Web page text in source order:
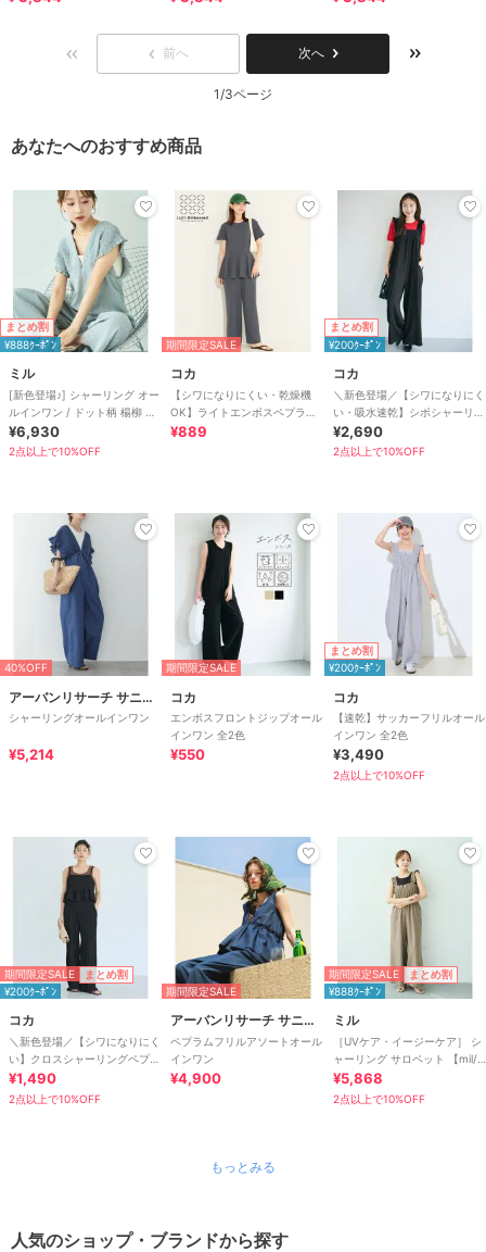
前へ 次へ
1/3ページ
あなたへのおすすめ商品
まとめ割
¥888ｸｰﾎﾟﾝ
ミル
[新色登場♪] シャーリング オー
ルインワン / ドット柄 楊柳 ギ
ンガム 【mil(ミル)】
¥6,930
2点以上で10%OFF
期間限定SALE
コカ
【シワになりにくい・乾燥機
OK】ライトエンボスペプラム
オールインワン 全2色
¥889
まとめ割
¥200ｸｰﾎﾟﾝ
コカ
＼新色登場／【シワになりにく
い・吸水速乾】シボシャーリン
グフリルオールインワン 全2色
¥2,690
2点以上で10%OFF
40%OFF
アーバンリサーチ サニーレーベル
シャーリングオールインワン
¥5,214
期間限定SALE
コカ
エンボスフロントジップオール
インワン 全2色
¥550
まとめ割
¥200ｸｰﾎﾟﾝ
コカ
【速乾】サッカーフリルオール
インワン 全2色
¥3,490
2点以上で10%OFF
期間限定SALE まとめ割
¥200ｸｰﾎﾟﾝ
コカ
＼新色登場／【シワになりにく
い】クロスシャーリングペプラ
ムオールインワン 全2色
¥1,490
2点以上で10%OFF
期間限定SALE
アーバンリサーチ サニーレーベル
ペプラムフリルアソートオール
インワン
¥4,900
期間限定SALE まとめ割
¥888ｸｰﾎﾟﾝ
ミル
［UVケア・イージーケア］ シ
ャーリング サロペット 【mil/
ミル】
¥5,868
2点以上で10%OFF
もっとみる
人気のショップ・ブランドから探す